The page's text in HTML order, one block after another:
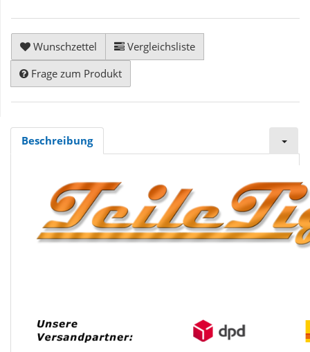
Wunschzettel
Vergleichsliste
Frage zum Produkt
Beschreibung